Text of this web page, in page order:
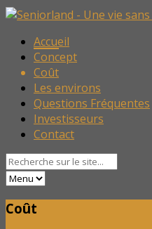
Accueil
Concept
Coût
Les environs
Questions Fréquentes
Investisseurs
Contact
Coût